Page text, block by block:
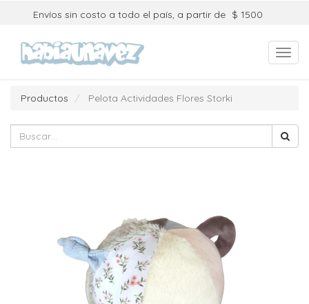
Envíos sin costo a todo el país, a partir de $ 1500
Productos Pelota Actividades Flores Storki